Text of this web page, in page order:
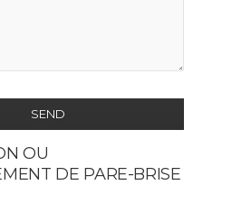
SEND
OU
DE PARE-BRISE